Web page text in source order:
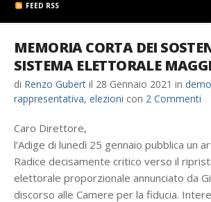
FEED RSS
MEMORIA CORTA DEI
SISTEMA ELETTORALE
di Renzo Gubert il 28 Gennaio 2021 in
rappresentativa, elezioni con 2 Commenti
Caro Direttore,
l’Adige di lunedì 25 gennaio pubblica un
Radice decisamente critico verso il
elettorale proporzionale annunciato da
discorso alle Camere per la fiducia.